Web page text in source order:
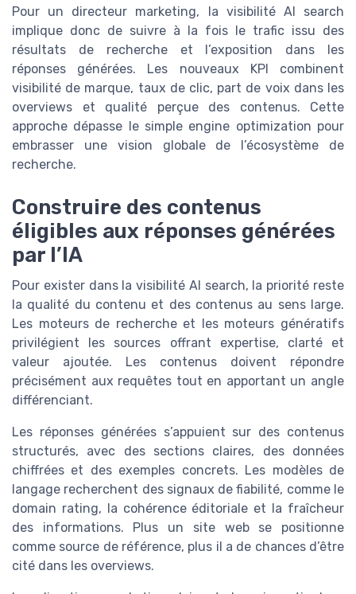
Pour un directeur marketing, la visibilité AI search
implique donc de suivre à la fois le trafic issu des
résultats de recherche et l’exposition dans les
réponses générées. Les nouveaux KPI combinent
visibilité de marque, taux de clic, part de voix dans les
overviews et qualité perçue des contenus. Cette
approche dépasse le simple engine optimization pour
embrasser une vision globale de l’écosystème de
recherche.
Construire des contenus
éligibles aux réponses générées
par l’IA
Pour exister dans la visibilité AI search, la priorité reste
la qualité du contenu et des contenus au sens large.
Les moteurs de recherche et les moteurs génératifs
privilégient les sources offrant expertise, clarté et
valeur ajoutée. Les contenus doivent répondre
précisément aux requêtes tout en apportant un angle
différenciant.
Les réponses générées s’appuient sur des contenus
structurés, avec des sections claires, des données
chiffrées et des exemples concrets. Les modèles de
langage recherchent des signaux de fiabilité, comme le
domain rating, la cohérence éditoriale et la fraîcheur
des informations. Plus un site web se positionne
comme source de référence, plus il a de chances d’être
cité dans les overviews.